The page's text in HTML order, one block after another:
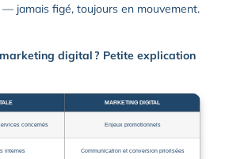
jamais figé, toujours en mouvement.
digital ? Petite explication
MARKETING DIGITAL
concernés Enjeux promotionnels
internes Communication et conversion priorisées